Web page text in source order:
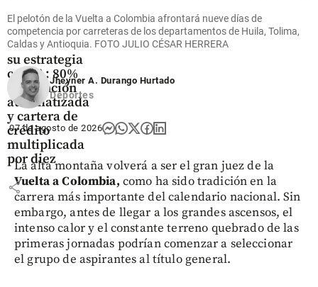
Tecnología
Nequi revela
su estrategia
con IA: 80%
de atención
automatizada
y cartera de
crédito
multiplicada
por diez
share
El pelotón de la Vuelta a Colombia afrontará nueve días de
competencia por carreteras de los departamentos de Huila, Tolima,
Caldas y Antioquia. FOTO JULIO CÉSAR HERRERA
Jheyner A. Durango Hurtado
Deportes
07 de agosto de 2026
La alta montaña volverá a ser el gran juez de la
Vuelta a Colombia, como ha sido tradición en la
carrera más importante del calendario nacional. Sin
embargo, antes de llegar a los grandes ascensos, el
intenso calor y el constante terreno quebrado de las
primeras jornadas podrían comenzar a seleccionar
el grupo de aspirantes al título general.